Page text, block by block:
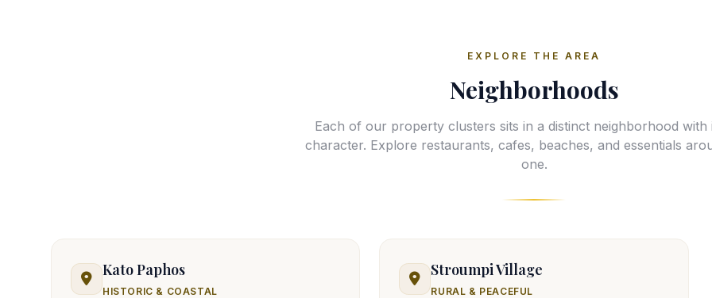
EXPLORE THE AREA
Neighborhoods
Each of our property clusters sits in a distinct neighborhood with
character. Explore restaurants, cafes, beaches, and essentials
one.
Kato Paphos
HISTORIC & COASTAL
Stroumpi Village
RURAL & PEACEFUL